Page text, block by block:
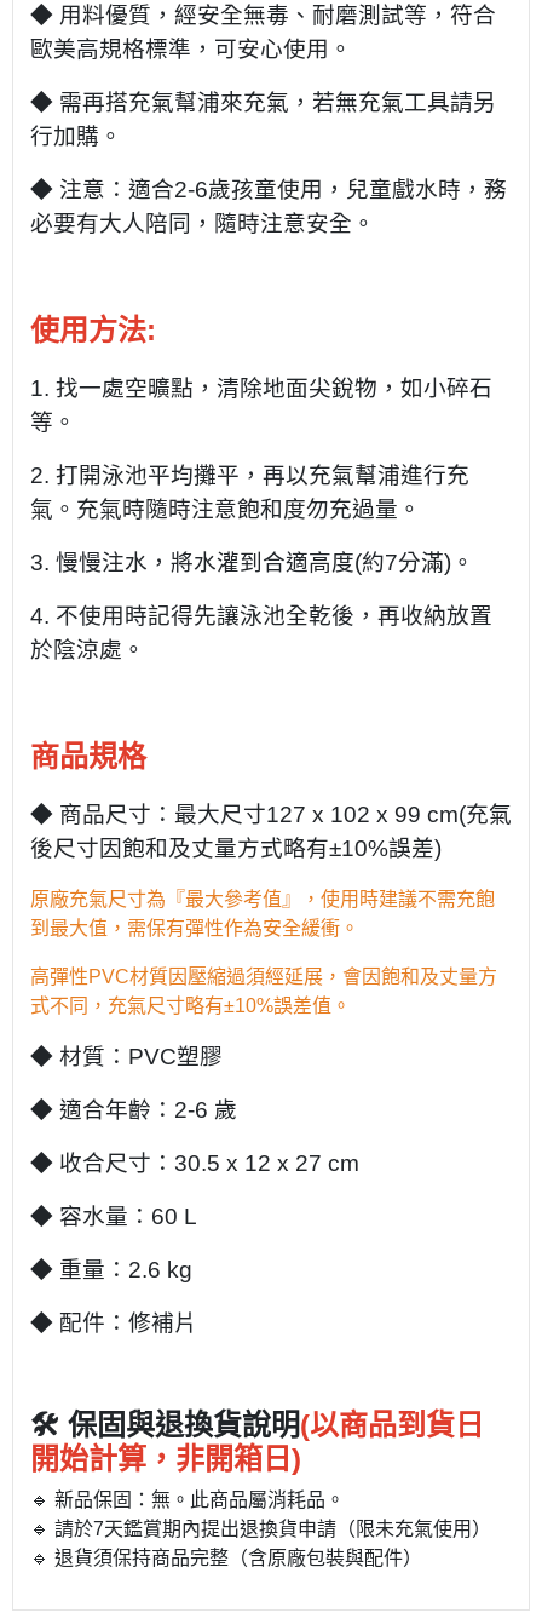
◆ 用料優質，經安全無毒、耐磨測試等，符合
歐美高規格標準，可安心使用。
◆ 需再搭充氣幫浦來充氣，若無充氣工具請另
行加購。
◆ 注意：適合2-6歲孩童使用，兒童戲水時，務
必要有大人陪同，隨時注意安全。
使用方法:
1. 找一處空曠點，清除地面尖銳物，如小碎石
等。
2. 打開泳池平均攤平，再以充氣幫浦進行充
氣。充氣時隨時注意飽和度勿充過量。
3. 慢慢注水，將水灌到合適高度(約7分滿)。
4. 不使用時記得先讓泳池全乾後，再收納放置
於陰涼處。
商品規格
◆ 商品尺寸：最大尺寸127 x 102 x 99 cm(充氣
後尺寸因飽和及丈量方式略有±10%誤差)
原廠充氣尺寸為『最大參考值』，使用時建議不需充飽
到最大值，需保有彈性作為安全緩衝。
高彈性PVC材質因壓縮過須經延展，會因飽和及丈量方
式不同，充氣尺寸略有±10%誤差值。
◆ 材質：PVC塑膠
◆ 適合年齡：2-6 歲
◆ 收合尺寸：30.5 x 12 x 27 cm
◆ 容水量：60 L
◆ 重量：2.6 kg
◆ 配件：修補片
🛠 保固與退換貨說明(以商品到貨日
開始計算，非開箱日)
🔹 新品保固：無。此商品屬消耗品。
🔹 請於7天鑑賞期內提出退換貨申請（限未充氣使用）
🔹 退貨須保持商品完整（含原廠包裝與配件）